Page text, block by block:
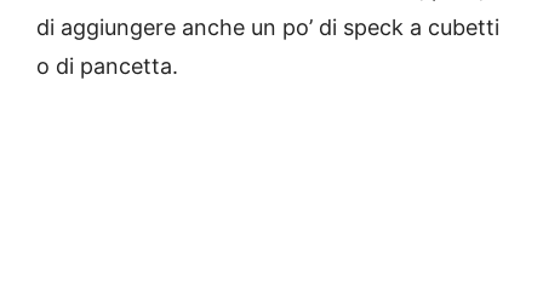
di aggiungere anche un po’ di speck a cubetti
o di pancetta.